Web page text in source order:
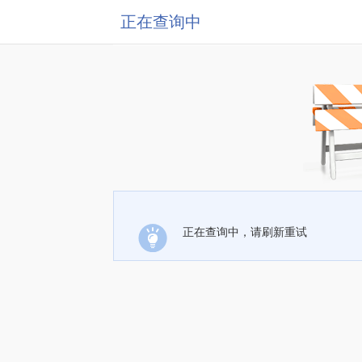
正在查询中
正在查询中，请刷新重试